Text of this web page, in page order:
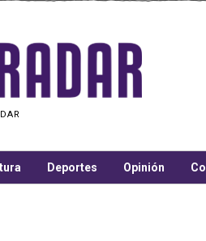
Deportes Opinión